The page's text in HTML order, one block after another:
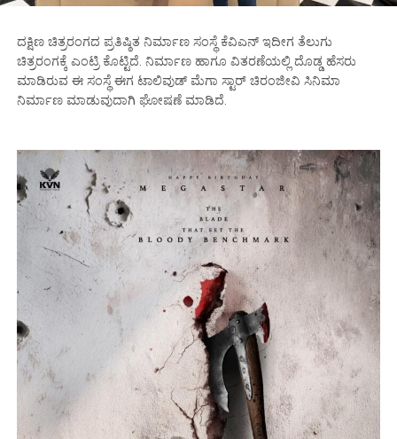
ದಕ್ಷಿಣ ಚಿತ್ರರಂಗದ ಪ್ರತಿಷ್ಠಿತ ನಿರ್ಮಾಣ ಸಂಸ್ಥೆ ಕೆವಿಎನ್ ಇದೀಗ ತೆಲುಗು
ಚಿತ್ರರಂಗಕ್ಕೆ ಎಂಟ್ರಿ ಕೊಟ್ಟಿದೆ. ನಿರ್ಮಾಣ ಹಾಗೂ ವಿತರಣೆಯಲ್ಲಿ ದೊಡ್ಡ ಹೆಸರು
ಮಾಡಿರುವ ಈ ಸಂಸ್ಥೆ ಈಗ ಟಾಲಿವುಡ್ ಮೆಗಾ ಸ್ಟಾರ್ ಚಿರಂಜೀವಿ ಸಿನಿಮಾ
ನಿರ್ಮಾಣ ಮಾಡುವುದಾಗಿ ಘೋಷಣೆ ಮಾಡಿದೆ.